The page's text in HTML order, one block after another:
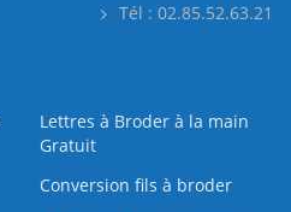
Tél : 02.85.52.63.21
Lettres à Broder à la main
Gratuit
Conversion fils à broder